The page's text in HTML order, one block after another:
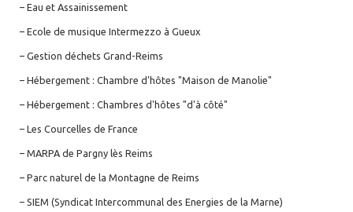
– Eau et Assainissement
– Ecole de musique Intermezzo à Gueux
– Gestion déchets Grand-Reims
– Hébergement : Chambre d'hôtes "Maison de Manolie"
– Hébergement : Chambres d'hôtes "d'à côté"
– Les Courcelles de France
– MARPA de Pargny lès Reims
– Parc naturel de la Montagne de Reims
– SIEM (Syndicat Intercommunal des Energies de la Marne)